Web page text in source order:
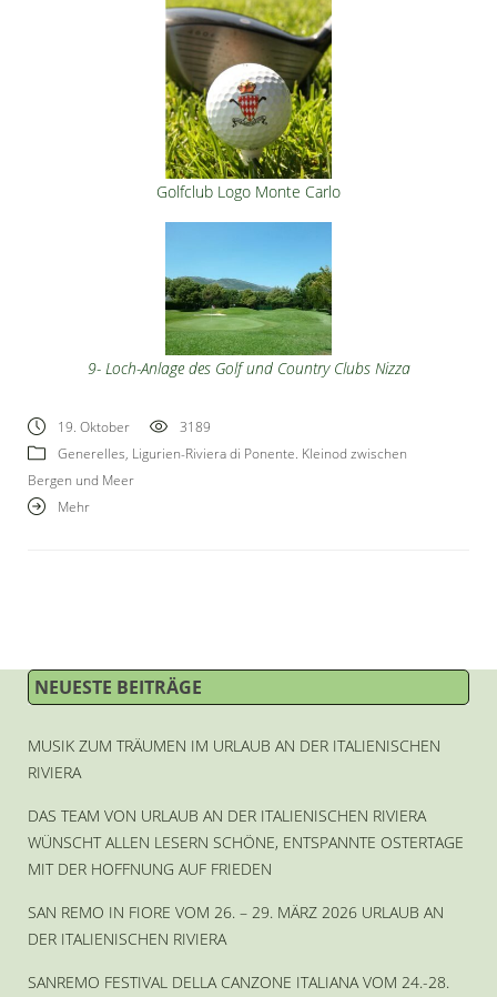
Golfclub Logo Monte Carlo
9- Loch-Anlage des Golf und Country Clubs Nizza
19. Oktober
3189
Generelles, Ligurien-Riviera di Ponente. Kleinod zwischen
Bergen und Meer
Mehr
NEUESTE BEITRÄGE
MUSIK ZUM TRÄUMEN IM URLAUB AN DER ITALIENISCHEN
RIVIERA
DAS TEAM VON URLAUB AN DER ITALIENISCHEN RIVIERA
WÜNSCHT ALLEN LESERN SCHÖNE, ENTSPANNTE OSTERTAGE
MIT DER HOFFNUNG AUF FRIEDEN
SAN REMO IN FIORE VOM 26. – 29. MÄRZ 2026 URLAUB AN
DER ITALIENISCHEN RIVIERA
SANREMO FESTIVAL DELLA CANZONE ITALIANA VOM 24.-28.